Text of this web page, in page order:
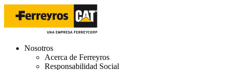
Nosotros
Acerca de Ferreyros
Responsabilidad Social